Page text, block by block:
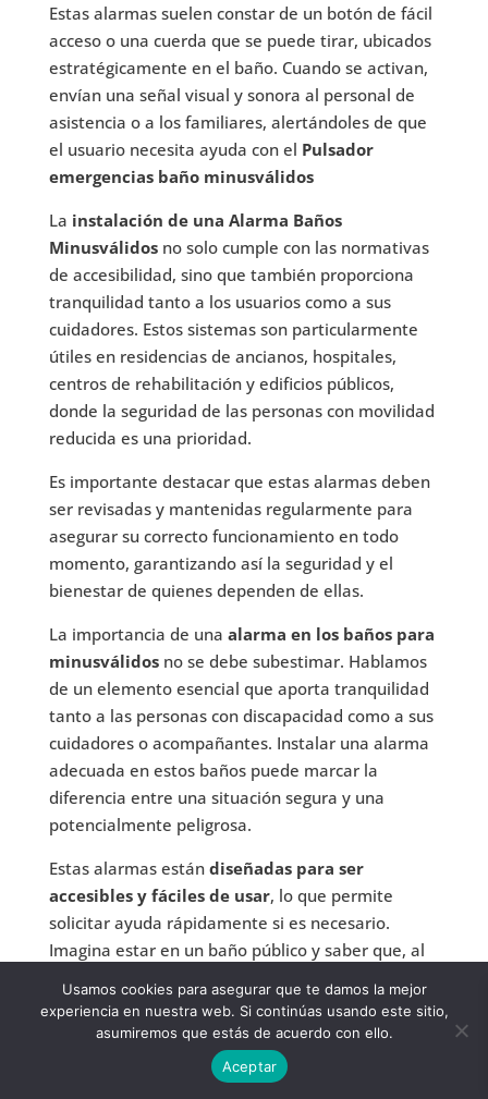
Estas alarmas suelen constar de un botón de fácil
acceso o una cuerda que se puede tirar, ubicados
estratégicamente en el baño. Cuando se activan,
envían una señal visual y sonora al personal de
asistencia o a los familiares, alertándoles de que
el usuario necesita ayuda con el Pulsador
emergencias baño minusválidos
La instalación de una Alarma Baños
Minusválidosno solo cumple con las normativas
de accesibilidad, sino que también proporciona
tranquilidad tanto a los usuarios como a sus
cuidadores. Estos sistemas son particularmente
útiles en residencias de ancianos, hospitales,
centros de rehabilitación y edificios públicos,
donde la seguridad de las personas con movilidad
reducida es una prioridad.
Es importante destacar que estas alarmas deben
ser revisadas y mantenidas regularmente para
asegurar su correcto funcionamiento en todo
momento, garantizando así la seguridad y el
bienestar de quienes dependen de ellas.
La importancia de una alarma en los baños para
minusválidosno se debe subestimar. Hablamos
de un elemento esencial que aporta tranquilidad
tanto a las personas con discapacidad como a sus
cuidadores o acompañantes. Instalar una alarma
adecuada en estos baños puede marcar la
diferencia entre una situación segura y una
potencialmente peligrosa.
Estas alarmas están diseñadas para ser
accesibles y fáciles de usar, lo que permite
solicitar ayuda rápidamente si es necesario.
Imagina estar en un baño público y saber que, al
alertar a alguien en caso de emergencia. No solo
brinda seguridad, sino que también promueve la
independencia y confianza de quienes usan el
Usamos cookies para asegurar que te damos la mejor
experiencia en nuestra web. Si continúas usando este sitio,
asumiremos que estás de acuerdo con ello.
Aceptar